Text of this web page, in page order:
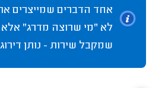
אחד הדברים שמייצרים
לא "מי שרוצה מדרג" אלא
שמקבל שירות - נותן